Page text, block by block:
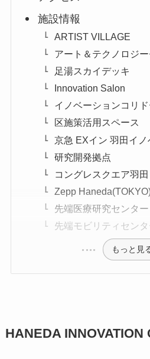
施設情報
ARTIST VILLAGE
アート＆テクノロジ
足湯スカイデッキ
Innovation Salon
イノベーションコリ
区施策活用スペース
京急 EXイン 羽田イ
研究開発拠点
コングレスクエア羽田
Zepp
先端医療研究センター
先端モビリティセン
もっと見
HANEDA INNOVATION